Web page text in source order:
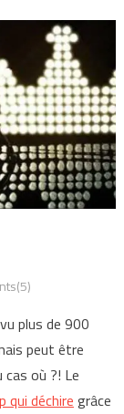
plus de 900
peut être
où ?! Le
qui déchire grâce